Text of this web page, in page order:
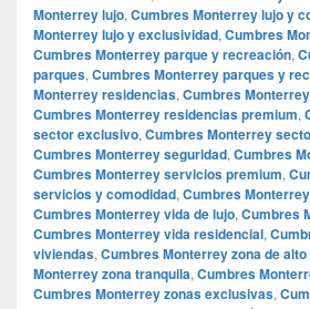
Monterrey lujo, Cumbres Monterrey lujo y
Monterrey lujo y exclusividad, Cumbres
Cumbres Monterrey parque y recreación,
parques, Cumbres Monterrey parques y
Monterrey residencias, Cumbres
Cumbres Monterrey residencias premium,
sector exclusivo, Cumbres Monterrey
Cumbres Monterrey seguridad, Cumbres
Cumbres Monterrey servicios premium,
servicios y comodidad, Cumbres
Cumbres Monterrey vida de lujo, Cumbres
Cumbres Monterrey vida residencial,
viviendas, Cumbres Monterrey zona de
Monterrey zona tranquila, Cumbres
Cumbres Monterrey zonas exclusivas,